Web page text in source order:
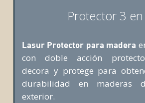
Protector 3
Lasur Protector para madera
con doble acción
decora y protege para
durabilidad en maderas
exterior.